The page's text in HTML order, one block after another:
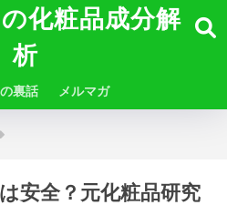
化粧品成分解
析
裏話 メルマガ
安全？元化粧品研究